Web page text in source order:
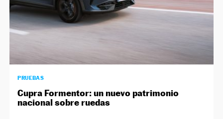
PRUEBAS
Cupra Formentor: un nuevo patrimonio
nacional sobre ruedas